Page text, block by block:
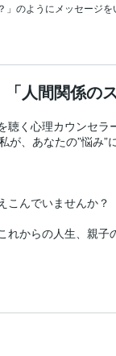
のようにメッセージ
「人間関係の
く心理カウンセラ
、あなたの”悩み”
こんでいませんか？
れからの人生、親
ゃってください。